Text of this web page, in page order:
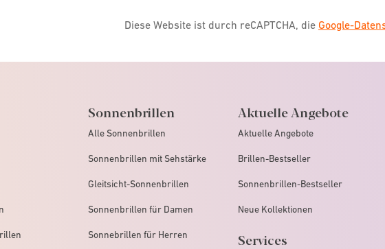
Diese Website ist durch reCAPTCHA, die Google-
Sonnenbrillen
Alle Sonnenbrillen
Sonnenbrillen mit Sehstärke
Gleitsicht-Sonnenbrillen
Sonnenbrillen für Damen
Sonnebrillen für Herren
Aktuelle Angebote
Aktuelle Angebote
Brillen-Bestseller
Sonnenbrillen-Bestseller
Neue Kollektionen
Services